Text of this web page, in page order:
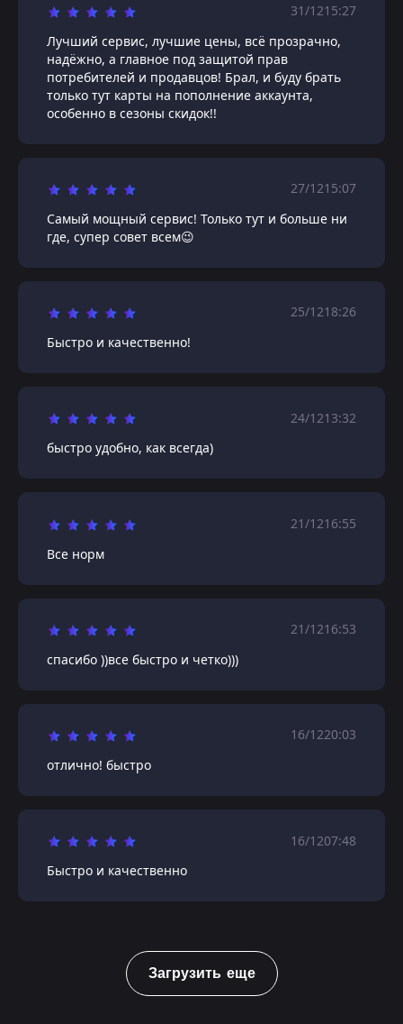
31/1215:27
Лучший сервис, лучшие цены, всё прозрачно,
надёжно, а главное под защитой прав
потребителей и продавцов! Брал, и буду брать
только тут карты на пополнение аккаунта,
особенно в сезоны скидок!!
27/1215:07
Самый мощный сервис! Только тут и больше ни
где, супер совет всем😉
25/1218:26
Быстро и качественно!
24/1213:32
быстро удобно, как всегда)
21/1216:55
Все норм
21/1216:53
спасибо ))все быстро и четко)))
16/1220:03
отлично! быстро
16/1207:48
Быстро и качественно
Загрузить еще